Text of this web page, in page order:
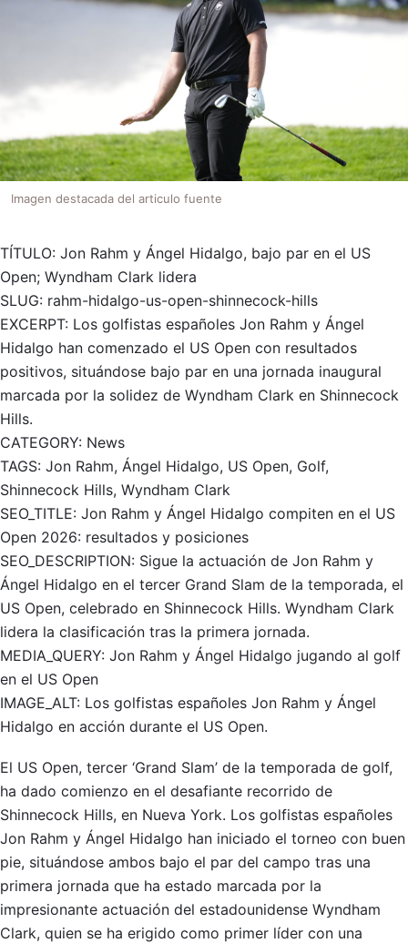
Imagen destacada del articulo fuente
TÍTULO: Jon Rahm y Ángel Hidalgo, bajo par en el US
Open; Wyndham Clark lidera
SLUG: rahm-hidalgo-us-open-shinnecock-hills
EXCERPT: Los golfistas españoles Jon Rahm y Ángel
Hidalgo han comenzado el US Open con resultados
positivos, situándose bajo par en una jornada inaugural
marcada por la solidez de Wyndham Clark en Shinnecock
Hills.
CATEGORY: News
TAGS: Jon Rahm, Ángel Hidalgo, US Open, Golf,
Shinnecock Hills, Wyndham Clark
SEO_TITLE: Jon Rahm y Ángel Hidalgo compiten en el US
Open 2026: resultados y posiciones
SEO_DESCRIPTION: Sigue la actuación de Jon Rahm y
Ángel Hidalgo en el tercer Grand Slam de la temporada, el
US Open, celebrado en Shinnecock Hills. Wyndham Clark
lidera la clasificación tras la primera jornada.
MEDIA_QUERY: Jon Rahm y Ángel Hidalgo jugando al golf
en el US Open
IMAGE_ALT: Los golfistas españoles Jon Rahm y Ángel
Hidalgo en acción durante el US Open.
El US Open, tercer ‘Grand Slam’ de la temporada de golf,
ha dado comienzo en el desafiante recorrido de
Shinnecock Hills, en Nueva York. Los golfistas españoles
Jon Rahm y Ángel Hidalgo han iniciado el torneo con buen
pie, situándose ambos bajo el par del campo tras una
primera jornada que ha estado marcada por la
impresionante actuación del estadounidense Wyndham
Clark, quien se ha erigido como primer líder con una